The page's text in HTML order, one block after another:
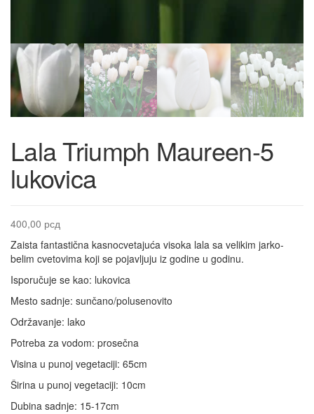
Lala Triumph Maureen-5
lukovica
400,00 рсд
Zaista fantastična kasnocvetajuća visoka lala sa velikim jarko-
belim cvetovima koji se pojavljuju iz godine u godinu.
Isporučuje se kao: lukovica
Mesto sadnje: sunčano/polusenovito
Održavanje: lako
Potreba za vodom: prosečna
Visina u punoj vegetaciji: 65cm
Širina u punoj vegetaciji: 10cm
Dubina sadnje: 15-17cm